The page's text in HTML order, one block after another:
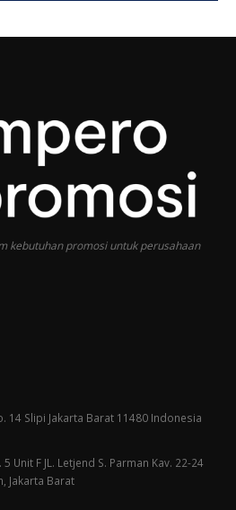
kebutuhan promosi untuk perusahaan
14 Slipi Jakarta Barat 11480 Indonesia
Unit F JL. Letjend S. Parman Kav. 22-24
Jakarta Barat